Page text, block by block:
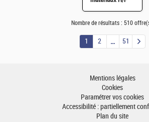
Nombre de résultats : 510
1 2 51
Mentions légales
Cookies
Paramétrer vos cookies
Accessibilité : partiellement
Plan du site